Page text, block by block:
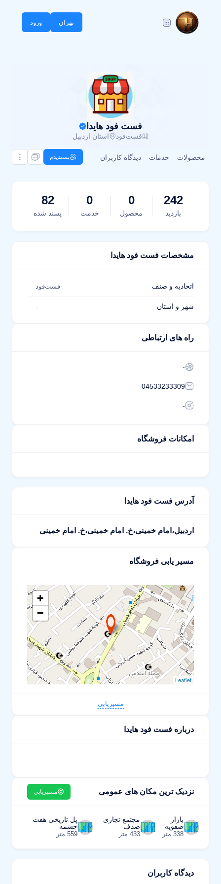
تهران ورود
فست فود هایدا
فست‌فود استان اردبیل
محصولات خدمات دیدگاه کاربران پسندیدم
242
بازدید
0
محصول
0
خدمت
82
پسند شده
مشخصات فست فود هایدا
اتحادیه و صنف فست‌فود
شهر و استان -
راه های ارتباطی
-
04533233309
-
امکانات فروشگاه
آدرس فست فود هایدا
اردبیل،امام خمینی،خ. امام خمینی،خ. امام خمینی
مسیر یابی فروشگاه
+
−
Leaflet
مسیریابی
درباره فست فود هایدا
نزدیک ترین مکان های عمومی مسیریابی
بازار
صفویه
338 متر
مجتمع تجاری
صدف
433 متر
پل تاریخی هفت
چشمه
559 متر
دیدگاه کاربران